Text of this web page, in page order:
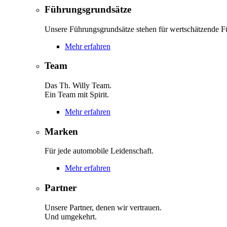
Führungsgrundsätze
Unsere Führungsgrundsätze stehen für wertschätzende
Mehr erfahren
Team
Das Th. Willy Team.
Ein Team mit Spirit.
Mehr erfahren
Marken
Für jede automobile Leidenschaft.
Mehr erfahren
Partner
Unsere Partner, denen wir vertrauen.
Und umgekehrt.